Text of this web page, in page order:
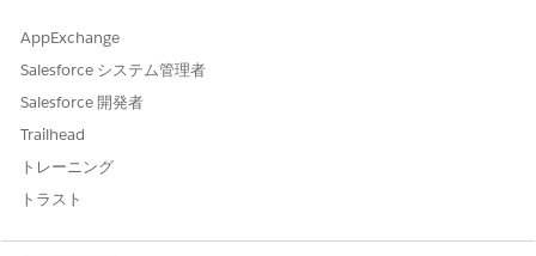
す (ライセンス購入が完了していることを確認してくださ
い)。
その他のリソース
Salesforce バックアップ管理パッケージのインストール
id=xcloud.backup_restore_install.htm&type=5&language=ja
AppExchange
Salesforce システム管理者
Salesforce 開発者
Trailhead
トレーニング
トラスト